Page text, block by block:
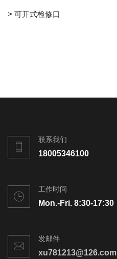
> 可开式检修口
联系我们
18005346100
工作时间
Mon.-Fri. 8:30-17:30
发邮件
xu781213@126.com